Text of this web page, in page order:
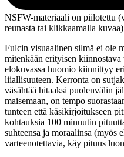
NSFW-materiaali on piilotettu
reunasta tai klikkaamalla kuvaa)
Fulcin visuaalinen silmä ei ole
mitenkään erityisen kiinnostava
elokuvassa huomio kiinnittyy
liiallisuuteen. Kerronta on
väsähtää hitaaksi puolenvälin
maisemaan, on tempo
tunteen että käsikirjoitukseen
kohtauksia 100 minuutin
suhteensa ja moraalinsa (myös
varteenotettavia, käy pituus